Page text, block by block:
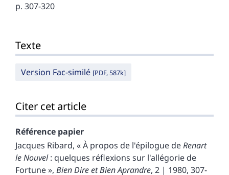
p. 307-320
Citer cet article
Auteur
Texte
Version Fac-similé [PDF, 587k]
Citer cet article
Référence papier
Jacques Ribard, « À propos de l'épilogue deRenart
le Nouvel: quelques réflexions sur l'allégorie de
Fortune », Bien Dire et Bien Aprandre, 2 | 1980, 307-